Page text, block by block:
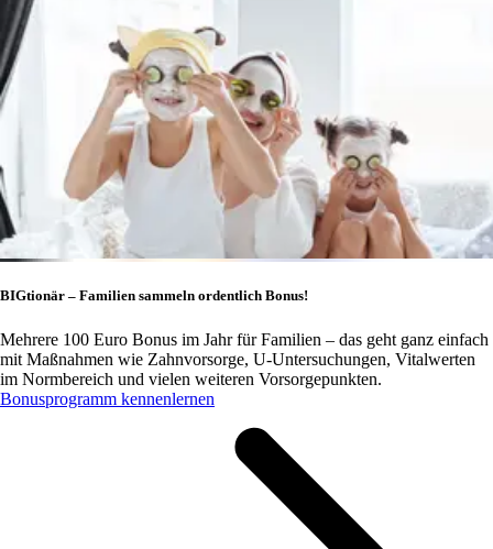
BIGtionär – Familien sammeln ordentlich Bonus!
Mehrere 100 Euro Bonus im Jahr für Familien – das geht ganz einfach
mit Maßnahmen wie Zahnvorsorge, U-Untersuchungen, Vitalwerten
im Normbereich und vielen weiteren Vorsorgepunkten.
Bonusprogramm kennenlernen